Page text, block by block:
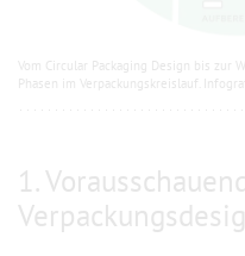
Vom Circular Packaging Design bis
Phasen im Verpackungskreislauf.
1.